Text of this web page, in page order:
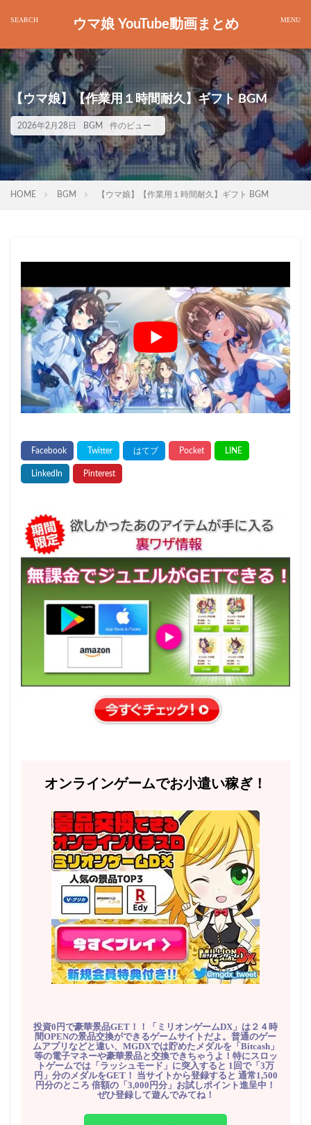
ウマ娘 YouTube動画まとめ
【ウマ娘】【作業用１時間耐久】ギフト BGM
2026年2月28日 BGM 件のビュー
HOME BGM 【ウマ娘】【作業用１時間耐久】ギフト BGM
オンラインゲームでお小遣い稼ぎ！
投資0円で豪華景品GET！！「ミリオンゲームDX」は２４時
間OPENの景品交換ができるゲームサイトだよ。普通のゲー
ムアプリなどと違い、MGDXでは貯めたメダルを「Bitcash」
等の電子マネーや豪華景品と交換できちゃうよ！特にスロッ
トゲームでは「ラッシュモード」に突入すると 1回で「3万
円」分のメダルをGET！ 当サイトから登録すると 通常1,500
円分のところ 倍額の「3,000円分」お試しポイント進呈中！
ぜひ登録して遊んでみてね！